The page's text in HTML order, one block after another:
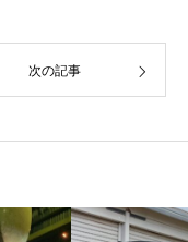
次の記事